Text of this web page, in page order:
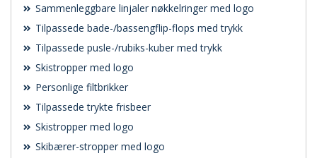
Sammenleggbare linjaler nøkkelringer med logo
Tilpassede bade-/bassengflip-flops med trykk
Tilpassede pusle-/rubiks-kuber med trykk
Skistropper med logo
Personlige filtbrikker
Tilpassede trykte frisbeer
Skistropper med logo
Skibærer-stropper med logo